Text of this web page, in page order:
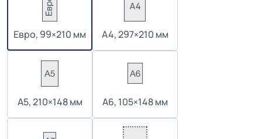
Евро, 99×210 мм А4, 297×210 мм
А5, 210×148 мм А6, 105×148 мм